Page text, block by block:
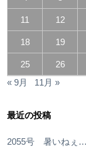
11 12
18 19
25 26
« 9月
11月 »
最近の投稿
2055号 暑いねぇ…